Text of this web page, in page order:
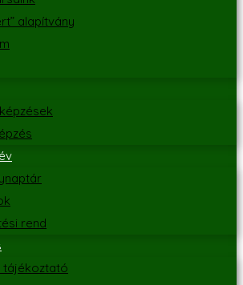
alapítvány
rend
tájékoztató